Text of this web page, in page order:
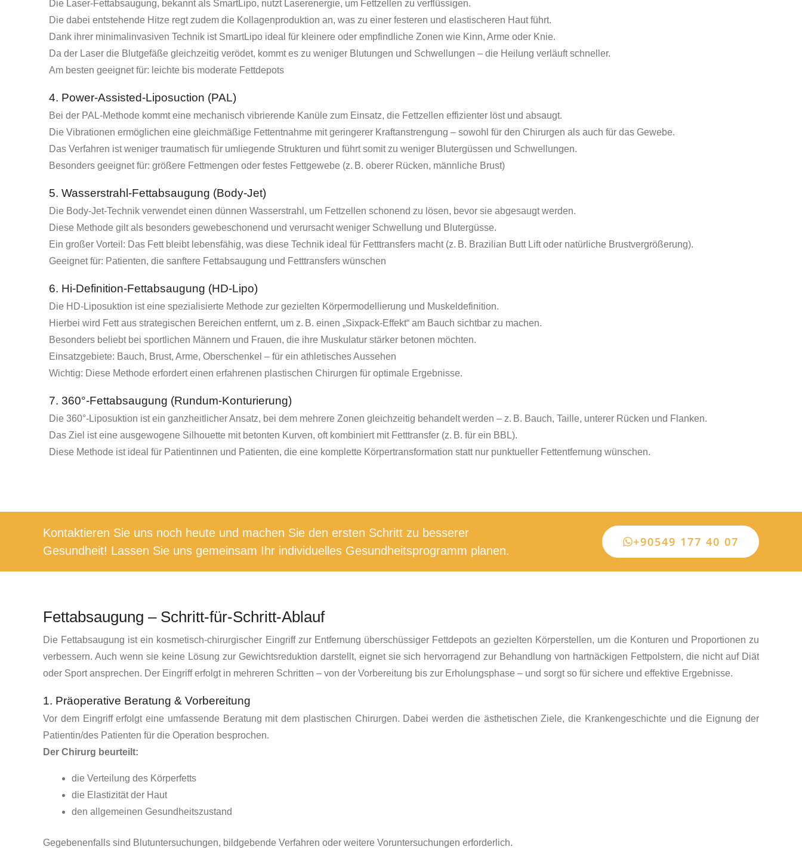
Die Laser-Fettabsaugung, bekannt als SmartLipo, nutzt Laserenergie, um Fettzellen zu verflüssigen.
Die dabei entstehende Hitze regt zudem die Kollagenproduktion an, was zu einer festeren und elastischeren Haut führt.
Dank ihrer minimalinvasiven Technik ist SmartLipo ideal für kleinere oder empfindliche Zonen wie Kinn, Arme oder Knie.
Da der Laser die Blutgefäße gleichzeitig verödet, kommt es zu weniger Blutungen und Schwellungen – die Heilung verläuft schneller.
Am besten geeignet für: leichte bis moderate Fettdepots
4. Power-Assisted-Liposuction (PAL)
Bei der PAL-Methode kommt eine mechanisch vibrierende Kanüle zum Einsatz, die Fettzellen effizienter löst und absaugt.
Die Vibrationen ermöglichen eine gleichmäßige Fettentnahme mit geringerer Kraftanstrengung – sowohl für den Chirurgen als auch für das Gewebe.
Das Verfahren ist weniger traumatisch für umliegende Strukturen und führt somit zu weniger Blutergüssen und Schwellungen.
Besonders geeignet für: größere Fettmengen oder festes Fettgewebe (z. B. oberer Rücken, männliche Brust)
5. Wasserstrahl-Fettabsaugung (Body-Jet)
Die Body-Jet-Technik verwendet einen dünnen Wasserstrahl, um Fettzellen schonend zu lösen, bevor sie abgesaugt werden.
Diese Methode gilt als besonders gewebeschonend und verursacht weniger Schwellung und Blutergüsse.
Ein großer Vorteil: Das Fett bleibt lebensfähig, was diese Technik ideal für Fetttransfers macht (z. B. Brazilian Butt Lift oder natürliche Brustvergrößerung).
Geeignet für: Patienten, die sanftere Fettabsaugung und Fetttransfers wünschen
6. Hi-Definition-Fettabsaugung (HD-Lipo)
Die HD-Liposuktion ist eine spezialisierte Methode zur gezielten Körpermodellierung und Muskeldefinition.
Hierbei wird Fett aus strategischen Bereichen entfernt, um z. B. einen „Sixpack-Effekt“ am Bauch sichtbar zu machen.
Besonders beliebt bei sportlichen Männern und Frauen, die ihre Muskulatur stärker betonen möchten.
Einsatzgebiete: Bauch, Brust, Arme, Oberschenkel – für ein athletisches Aussehen
Wichtig: Diese Methode erfordert einen erfahrenen plastischen Chirurgen für optimale Ergebnisse.
7. 360°-Fettabsaugung (Rundum-Konturierung)
Die 360°-Liposuktion ist ein ganzheitlicher Ansatz, bei dem mehrere Zonen gleichzeitig behandelt werden – z. B. Bauch, Taille, unterer Rücken und Flanken.
Das Ziel ist eine ausgewogene Silhouette mit betonten Kurven, oft kombiniert mit Fetttransfer (z. B. für ein BBL).
Diese Methode ist ideal für Patientinnen und Patienten, die eine komplette Körpertransformation statt nur punktueller Fettentfernung wünschen.
Kontaktieren Sie uns noch heute und machen Sie den ersten Schritt zu besserer
Gesundheit! Lassen Sie uns gemeinsam Ihr individuelles Gesundheitsprogramm planen.
+90549 177 40 07
Fettabsaugung – Schritt-für-Schritt-Ablauf
Die Fettabsaugung ist ein kosmetisch-chirurgischer Eingriff zur Entfernung überschüssiger Fettdepots an gezielten Körperstellen, um die Konturen und Proportionen zu
verbessern. Auch wenn sie keine Lösung zur Gewichtsreduktion darstellt, eignet sie sich hervorragend zur Behandlung von hartnäckigen Fettpolstern, die nicht auf Diät
oder Sport ansprechen. Der Eingriff erfolgt in mehreren Schritten – von der Vorbereitung bis zur Erholungsphase – und sorgt so für sichere und effektive Ergebnisse.
1. Präoperative Beratung & Vorbereitung
Vor dem Eingriff erfolgt eine umfassende Beratung mit dem plastischen Chirurgen. Dabei werden die ästhetischen Ziele, die Krankengeschichte und die Eignung der
Patientin/des Patienten für die Operation besprochen.
Der Chirurg beurteilt:
die Verteilung des Körperfetts
die Elastizität der Haut
den allgemeinen Gesundheitszustand
Gegebenenfalls sind Blutuntersuchungen, bildgebende Verfahren oder weitere Voruntersuchungen erforderlich.